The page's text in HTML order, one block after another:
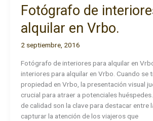
Fotógrafo de
alquilar en Vrbo.
2 septiembre, 2016
Fotógrafo de interiores para alquilar en
interiores para alquilar en Vrbo. Cuando se
propiedad en Vrbo, la presentación visual
crucial para atraer a potenciales
de calidad son la clave para destacar entre
capturar la atención de los viajeros que